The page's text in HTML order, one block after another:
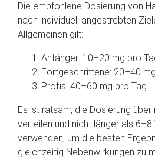
Die empfohlene Dosierung von
nach individuell angestrebten
Allgemeinen gilt:
Anfänger: 10–20 mg pro
Fortgeschrittene: 20–40
Profis: 40–60 mg pro Tag
Es ist ratsam, die Dosierung
verteilen und nicht länger als 6–8
verwenden, um die besten
gleichzeitig Nebenwirkungen zu